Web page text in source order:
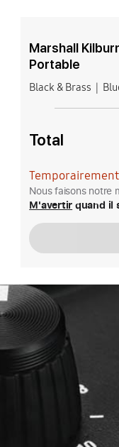
Marshall
Portable
Black & Brass
Total
Nous faisons notre
M'avertir quand il